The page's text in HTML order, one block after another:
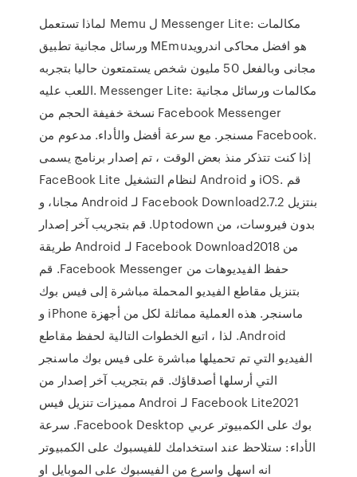
لماذا تستعمل Memu ل Messenger Lite: مكالمات
ورسائل مجانية تطبيق MEmuهو افضل محاكى اندرويد
مجانى وبالفعل 50 مليون شخص يستمتعون حاليا بتجربه
اللعب عليه. Messenger Lite: مكالمات ورسائل مجانية
نسخة خفيفة الحجم من Facebook Messenger
مسنجر. مع سرعة أفضل والأداء. مدعوم من Facebook.
إذا كنت تتذكر منذ بعض الوقت ، تم إصدار برنامج يسمى
FaceBook Lite لنظام التشغيل Android و iOS. ‫قم
بنتزيل Facebook Download2.7.2 لـ Android مجانا، و
بدون فيروسات، من Uptodown. قم بتجريب آخر إصدار
من Facebook Download2018 لـ Android طريقة
حفظ الفيديوهات من Facebook Messenger. قم
بتنزيل مقاطع الفيديو المحملة مباشرة إلى فيس بوك
ماسنجر. هذه العملية مماثلة لكل من أجهزة iPhone و
Android. لذا ، اتبع الخطوات التالية لحفظ مقاطع
الفيديو التي تم تحميلها مباشرة على فيس بوك ماسنجر
التي أرسلها أصدقاؤك. قم بتجريب آخر إصدار من
Facebook Lite2021 لـ Androi مميزات تنزيل فيس
بوك على الكمبيوتر عربي Facebook Desktop. سرعة
الأداء: ستلاحظ عند استخدامك للفيسبوك على الكمبيوتر
انه اسهل واسرع من الفيسبوك على الموبايل او